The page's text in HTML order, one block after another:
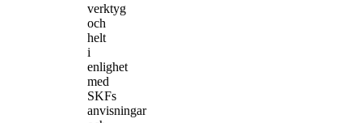
verktyg
och
helt
i
enlighet
med
SKFs
anvisningar